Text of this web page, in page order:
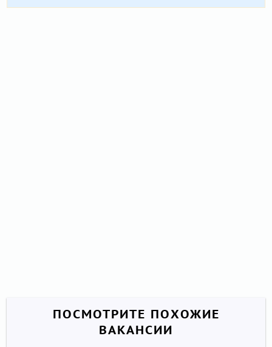
ПОСМОТРИТЕ ПОХОЖИЕ
ВАКАНСИИ